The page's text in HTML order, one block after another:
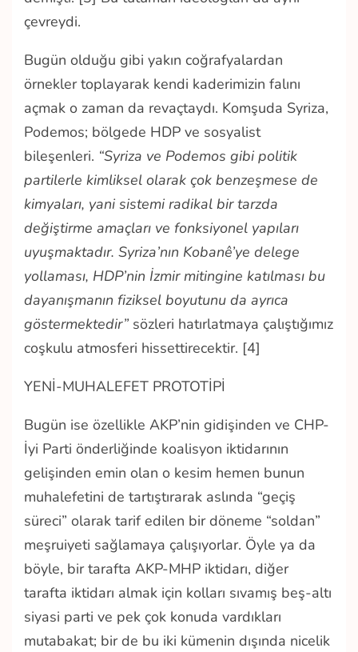
çevreydi.
Bugün olduğu gibi yakın coğrafyalardan
örnekler toplayarak kendi kaderimizin falını
açmak o zaman da revaçtaydı. Komşuda Syriza,
Podemos; bölgede HDP ve sosyalist
bileşenleri. “Syriza ve Podemos gibi politik
partilerle kimliksel olarak çok benzeşmese de
kimyaları, yani sistemi radikal bir tarzda
değiştirme amaçları ve fonksiyonel yapıları
uyuşmaktadır. Syriza’nın Kobanê’ye delege
yollaması, HDP’nin İzmir mitingine katılması bu
dayanışmanın fiziksel boyutunu da ayrıca
göstermektedir” sözleri hatırlatmaya çalıştığımız
coşkulu atmosferi hissettirecektir. [4]
YENİ-MUHALEFET PROTOTİPİ
Bugün ise özellikle AKP’nin gidişinden ve CHP-
İyi Parti önderliğinde koalisyon iktidarının
gelişinden emin olan o kesim hemen bunun
muhalefetini de tartıştırarak aslında “geçiş
süreci” olarak tarif edilen bir döneme “soldan”
meşruiyeti sağlamaya çalışıyorlar. Öyle ya da
böyle, bir tarafta AKP-MHP iktidarı, diğer
tarafta iktidarı almak için kolları sıvamış beş-altı
siyasi parti ve pek çok konuda vardıkları
mutabakat; bir de bu iki kümenin dışında nicelik